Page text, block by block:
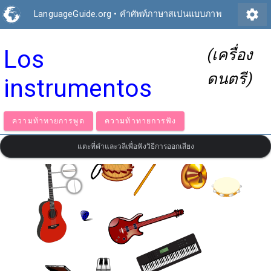
LanguageGuide.org • คำศัพท์ภาษาสเปนแบบภาพ settings
Los
instrumentos
(เครื่อง
ดนตรี)
ความท้าทายการพูด ความท้าทายการฟัง
แตะที่คำและวลีเพื่อฟังวิธีการออกเสียง